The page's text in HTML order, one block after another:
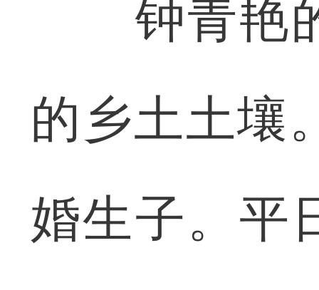
钟青艳的
的乡土土壤
婚生子。平